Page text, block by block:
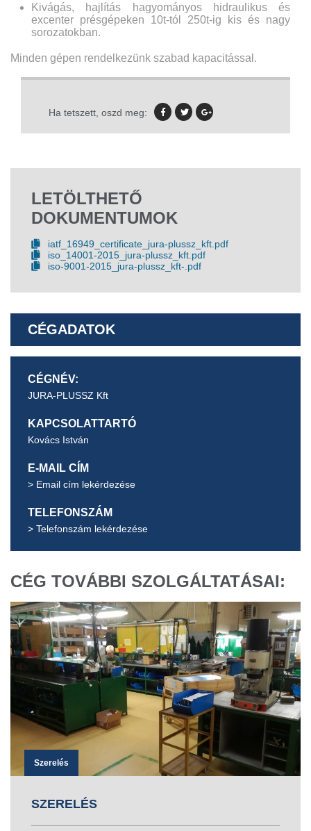
Kivágás, hajlítás hagyományos hidraulikus és
excenter présgépeken 10t-tól 250t-ig kis és nagy
sorozatokban.
Minden gépen rendelkezünk szabad kapacitással.
Ha tetszett, oszd meg:
LETÖLTHETŐ
DOKUMENTUMOK
iatf_16949_certificate_jura-plussz_kft.pdf
iso_14001-2015_jura-plussz_kft.pdf
iso-9001-2015_jura-plussz_kft-.pdf
CÉGADATOK
CÉGNÉV:
JURA-PLUSSZ Kft
KAPCSOLATTARTÓ
Kovács István
E-MAIL CÍM
> Email cím lekérdezése
TELEFONSZÁM
> Telefonszám lekérdezése
CÉG TOVÁBBI SZOLGÁLTATÁSAI:
Szerelés
SZERELÉS